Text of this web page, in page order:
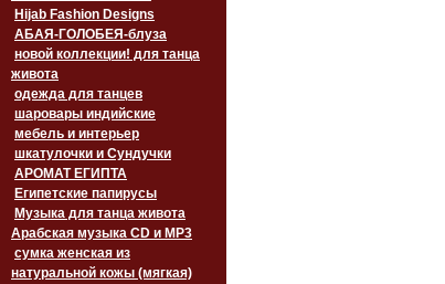
Hijab Fashion Designs
АБАЯ-ГОЛОБЕЯ-блуза
новой коллекции! для танца
живота
одежда для танцев
шаровары индийские
мебель и интерьер
шкатулочки и Сундучки
АРОМАТ ЕГИПТА
Египетские папирусы
Музыка для танца живота
Арабская музыка CD и MP3
сумка женская из
натуральной кожы (мягкая)